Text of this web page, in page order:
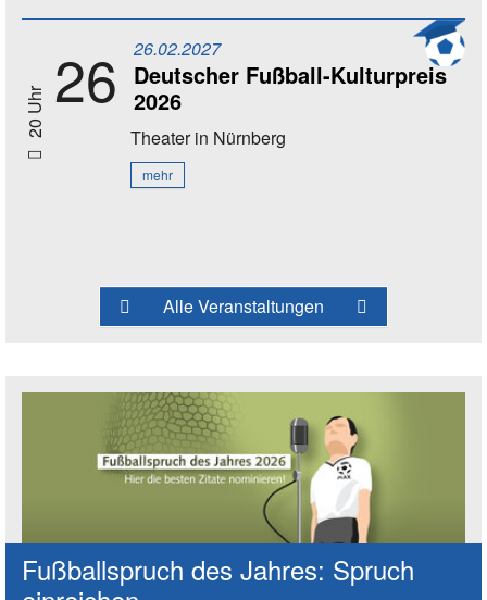
20 Uhr 26 26.02.2027
Deutscher Fußball-Kulturpreis
2026
Theaterin Nürnberg
mehr
Alle Veranstaltungen
Fußballspruch des Jahres: Spruch